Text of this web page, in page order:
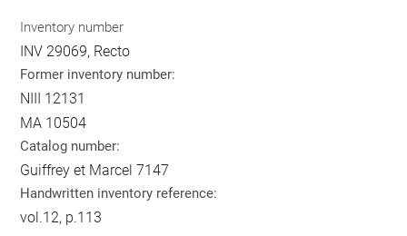
Inventory number
INV 29069, Recto
Former inventory number:
NIII 12131
MA 10504
Catalog number:
Guiffrey et Marcel 7147
Handwritten inventory reference:
vol.12, p.113